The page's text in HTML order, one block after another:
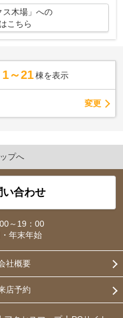
ス木場」への
こちら
1～21 棟を表示
変更
プへ
い合わせ
～19：00
年末年始
社概要
店予約